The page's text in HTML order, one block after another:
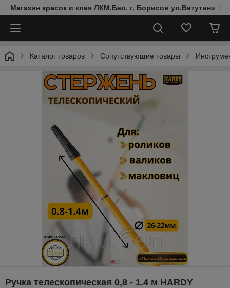
Магазин красок и клея ЛКМ.Бел. г. Борисов ул.Ватутина 19
Каталог товаров Сопутствующие товары
Ручка телескопическая 0,8 - 1.4 м HARDY